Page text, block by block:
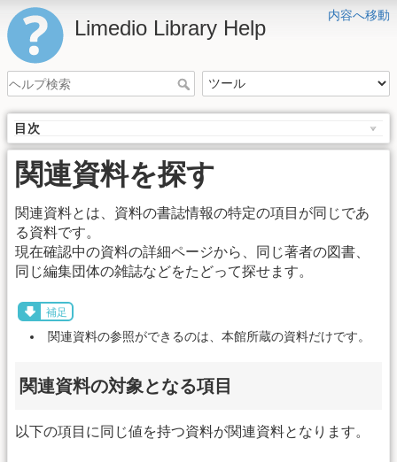
内容へ移動
Limedio Library Help
目次
関連資料を探す
関連資料とは、資料の書誌情報の特定の項目が同じであ
る資料です。
現在確認中の資料の詳細ページから、同じ著者の図書、
同じ編集団体の雑誌などをたどって探せます。
補足
関連資料の参照ができるのは、本館所蔵の資料だけです。
関連資料の対象となる項目
以下の項目に同じ値を持つ資料が関連資料となります。